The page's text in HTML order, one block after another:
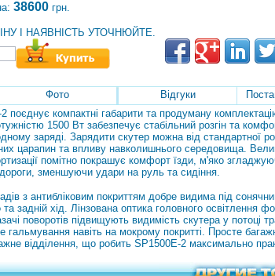
38600 грн.
І НАЯВНІСТЬ УТОЧНЮЙТЕ.
Фото Відгуки
поєднує компактні габарити та продуману
1500 Вт забезпечує стабільний розгін та
заряді. Зарядити скутер можна від стандартної
царапин та впливу навколишнього середовища.
помітно покрашує комфорт їзди, м'яко
дороги, зменшуючи удари на руль та сидіння.
з антибліковим покриттям добре видима під
та задній хід. Лінзована оптика головного
поворотів підвищують видимість скутера у потоці
гальмування навіть на мокрому покритті. Просте
відділення, що робить SP1500E-2 максимально